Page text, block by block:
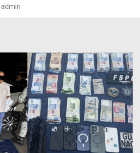
admin